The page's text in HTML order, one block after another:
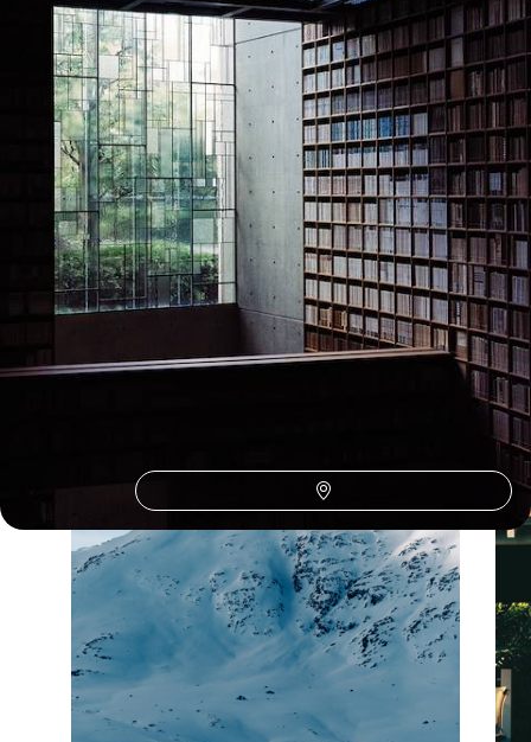
15 jours, de 11600 à 15700 $ CA
Toutes nos suggestions de voyages hôtels trendy au Japon (1)
Le Japon selonvos envies
Parce que chaque voyageur est différent